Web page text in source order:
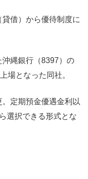
借）から優待制度に
縄銀行（8397）の
場となった同社。
定期預金優遇金利以
選択できる形式とな